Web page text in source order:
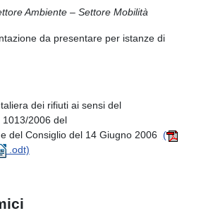
Ambiente – Settore Mobilità
da presentare per istanze di
dei rifiuti ai sensi del
1013/2006 del
del Consiglio del 14 Giugno 2006 (
.odt)